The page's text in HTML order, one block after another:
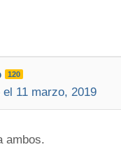
120
el 11 marzo, 2019
ambos.